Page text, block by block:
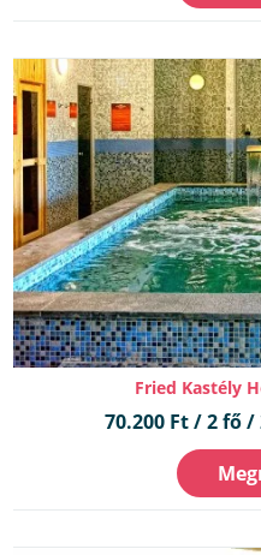
Fried Kastély
70.200 Ft / 2 fő